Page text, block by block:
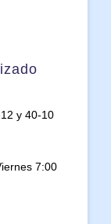
y 40-10
7:00